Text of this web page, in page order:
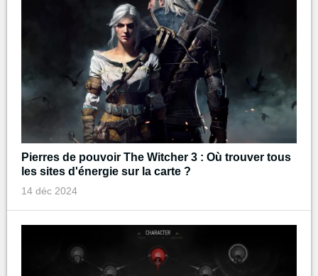
Pierres de pouvoir The Witcher 3 : Où trouver tous
les sites d'énergie sur la carte ?
14 déc 2024